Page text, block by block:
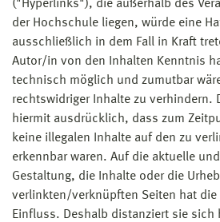
("Hyperlinks"), die außerhalb des
der Hochschule liegen, würde eine
ausschließlich in dem Fall in Kraft
Autor/in von den Inhalten Kenntnis
technisch möglich und zumutbar
rechtswidriger Inhalte zu verhindern.
hiermit ausdrücklich, dass zum
keine illegalen Inhalte auf den zu
erkennbar waren. Auf die aktuelle
Gestaltung, die Inhalte oder die
verlinkten/verknüpften Seiten hat die
Einfluss. Deshalb distanziert sie